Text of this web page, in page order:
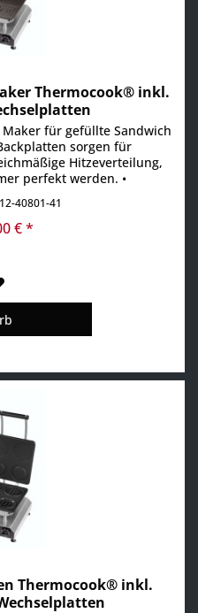
Thermocook® inkl.
für gefüllte Sandwich
sorgen für
Hitzeverteilung,
perfekt werden. •
Lieferumfang enthalten) •
Wechselplatten erhältlich,
40801-41
€ *
Thermocook® inkl.